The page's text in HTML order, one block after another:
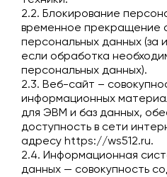
2.2. Блокирование
временное прекращение
персональных данных (за
если обработка
персональных данных).
2.3. Веб-сайт –
информационных
для ЭВМ и баз данных,
доступность в сети
адресу https://ws512.ru.
2.4. Информационная
данных — совокупность